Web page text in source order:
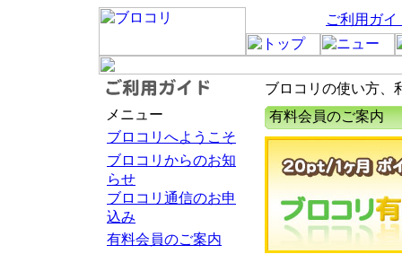
ご利用ガイ
ブロコリの使い方、
メニュー
ブロコリへようこそ
ブロコリからのお知
らせ
ブロコリ通信のお申
込み
有料会員のご案内
有料会員のご案内